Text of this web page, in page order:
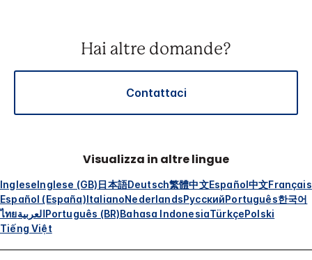
Hai altre domande?
Contattaci
Visualizza in altre lingue
IngleseInglese (GB)日本語Deutsch繁體中文Español中文Français
Español (España)ItalianoNederlandsРусскийPortuguês한국어
ไทยالعربيةPortuguês (BR)Bahasa IndonesiaTürkçePolski
Tiếng Việt